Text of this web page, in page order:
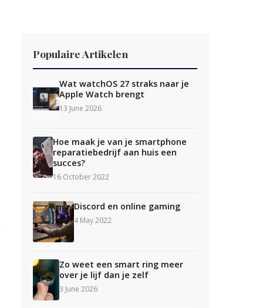
Populaire Artikelen
Wat watchOS 27 straks naar je
Apple Watch brengt
13 June 2026
Hoe maak je van je smartphone
reparatiebedrijf aan huis een
succes?
16 October 2022
Discord en online gaming
4 May 2022
Zo weet een smart ring meer
over je lijf dan je zelf
3 June 2026